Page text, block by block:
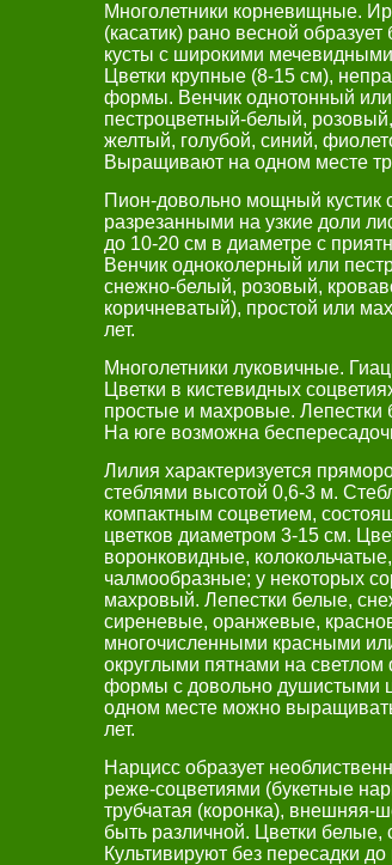
Многолетники корневищные.
(касатик) рано весной
кусты с широкими
Цветки крупные (8-15 см),
формы. Венчик однотонный или
пестроцветный-белый,
желтый, голубой, синий,
Выращивают на одном месте
Пион-довольно мощный кустик
разрезанными на узкие доли
до 10-20 см в диаметре с
Венчик одноколерный или
снежно-белый, розовый,
коричневатый), простой или
лет.
Многолетники луковичные.
Цветки в кистевидных
простые и махровые.
На юге возможна
Лилия характеризуется
стеблями высотой 0,6-3 м.
компактным соцветием,
цветков диаметром 3-15 см.
воронковидные,
чалмообразные; у некоторых
махровый. Лепестки белые,
сиреневые, оранжевые,
многочисленными красными
округлыми пятнами на светлом
формы с довольно душистыми
одном месте можно
лет.
Нарцисс образует
реже-соцветиями (букетные
трубчатая (коронка), внешняя-
быть различной. Цветки
Культивируют без пересадки до